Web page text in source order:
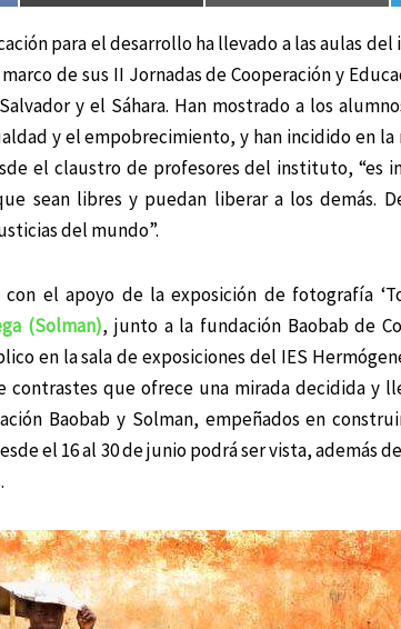
para el desarrollo ha llevado a las aulas
de sus II Jornadas de Cooperación y
y el Sáhara. Han mostrado a los
y el empobrecimiento, y han incidido en la
el claustro de profesores del instituto, “es
sean libres y puedan liberar a los demás.
del mundo”.
el apoyo de la exposición de fotografía
(Solman), junto a la fundación Baobab de
en la sala de exposiciones del IES
que ofrece una mirada decidida y
Baobab y Solman, empeñados en
el 16 al 30 de junio podrá ser vista, además